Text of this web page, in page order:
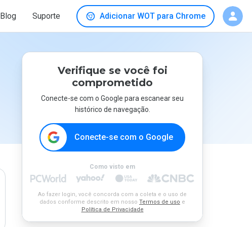
Blog Suporte Adicionar WOT para Chrome
Verifique se você foi
comprometido
Conecte-se com o Google para escanear seu
histórico de navegação.
Conecte-se com o Google
Como visto em
Ao fazer login, você concorda com a coleta e o uso de
dados conforme descrito em nosso Termos de uso e
Política de Privacidade